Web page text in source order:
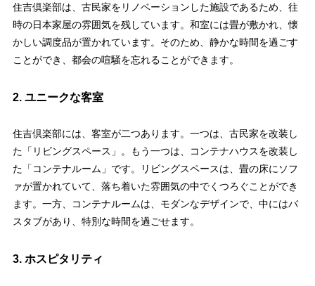
住吉倶楽部は、古民家をリノベーションした施設であるため、往
時の日本家屋の雰囲気を残しています。和室には畳が敷かれ、懐
かしい調度品が置かれています。そのため、静かな時間を過ごす
ことができ、都会の喧騒を忘れることができます。
2. ユニークな客室
住吉倶楽部には、客室が二つあります。一つは、古民家を改装し
た「リビングスペース」。もう一つは、コンテナハウスを改装し
た「コンテナルーム」です。リビングスペースは、畳の床にソフ
ァが置かれていて、落ち着いた雰囲気の中でくつろぐことができ
ます。一方、コンテナルームは、モダンなデザインで、中にはバ
スタブがあり、特別な時間を過ごせます。
3. ホスピタリティ